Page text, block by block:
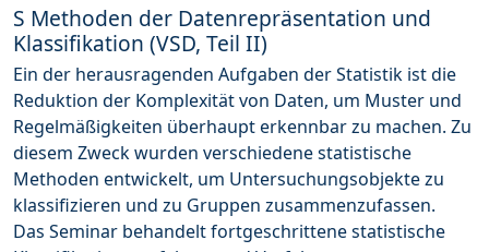
S Methoden der Datenrepräsentation und
Klassifikation (VSD, Teil II)
Ein der herausragenden Aufgaben der Statistik ist die
Reduktion der Komplexität von Daten, um Muster und
Regelmäßigkeiten überhaupt erkennbar zu machen. Zu
diesem Zweck wurden verschiedene statistische
Methoden entwickelt, um Untersuchungsobjekte zu
klassifizieren und zu Gruppen zusammenzufassen.
Das Seminar behandelt fortgeschrittene statistische